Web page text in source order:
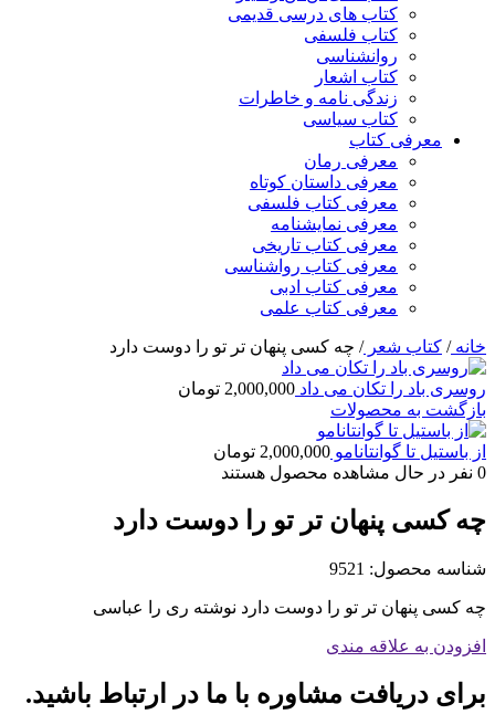
کتاب های درسی قدیمی
کتاب فلسفی
روانشناسی
کتاب اشعار
زندگی نامه و خاطرات
کتاب سیاسی
معرفی کتاب
معرفی رمان
معرفی داستان کوتاه
معرفی کتاب فلسفی
معرفی نمایشنامه
معرفی کتاب تاریخی
معرفی کتاب رواشناسی
معرفی کتاب ادبی
معرفی کتاب علمی
خانه/ کتاب شعر/ چه کسی پنهان تر تو را دوست دارد
روسری باد را تکان می داد 2,000,000 تومان
بازگشت به محصولات
از باستیل تا گوانتانامو 2,000,000 تومان
0 نفر در حال مشاهده محصول هستند
چه کسی پنهان تر تو را دوست دارد
شناسه محصول: 9521
چه کسی پنهان تر تو را دوست دارد نوشته ری را عباسی
افزودن به علاقه مندی
برای دریافت مشاوره با ما در ارتباط باشید.